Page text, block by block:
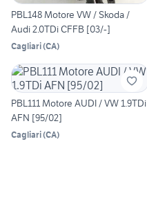
PBL148 Motore VW / Skoda /
Audi 2.0TDi CFFB [03/-]
Cagliari(CA)
PBL111 Motore AUDI / VW 1.9TDi
AFN [95/02]
Cagliari(CA)